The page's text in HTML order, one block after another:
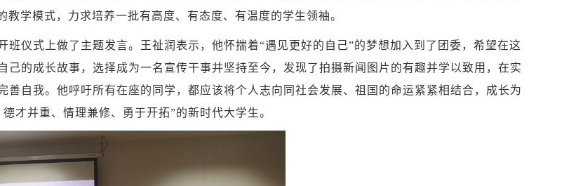
学模式，力求培养一批有高度、有态度、有温度的学生领袖。
仪式上做了主题发言。王祉润表示，他怀揣着“遇见更好的自己”的梦想加入到了团委，希望在这
的成长故事，选择成为一名宣传干事并坚持至今，发现了拍摄新闻图片的有趣并学以致用，在实
自我。他呼吁所有在座的同学，都应该将个人志向同社会发展、祖国的命运紧紧相结合，成长为
才并重、情理兼修、勇于开拓”的新时代大学生。